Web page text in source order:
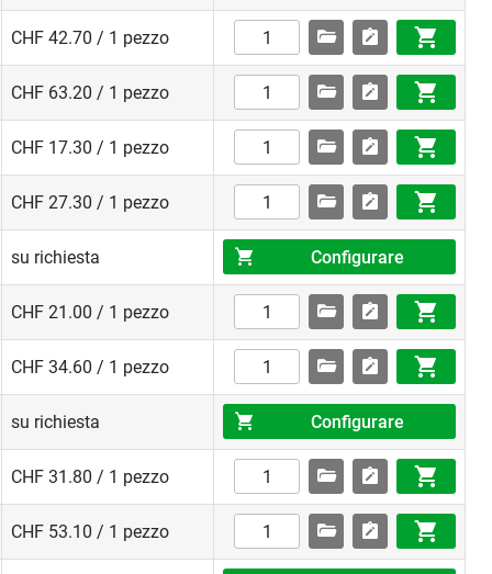
CHF 42.70 / 1 pezzo
CHF 63.20 / 1 pezzo
CHF 17.30 / 1 pezzo
CHF 27.30 / 1 pezzo
su richiesta Configurare
CHF 21.00 / 1 pezzo
CHF 34.60 / 1 pezzo
su richiesta Configurare
CHF 31.80 / 1 pezzo
CHF 53.10 / 1 pezzo